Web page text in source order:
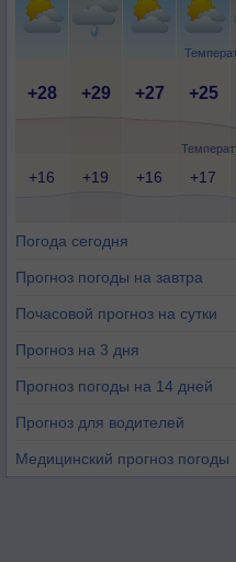
+28 +29 +27 +25
+16 +19 +16 +17
Погода сегодня
Прогноз погоды на завтра
Почасовой прогноз на сутки
Прогноз на 3 дня
Прогноз погоды на 14 дней
Прогноз для водителей
Медицинский прогноз погоды